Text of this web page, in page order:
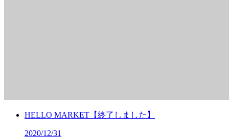
HELLO MARKET【終了しました】
2020/12/31